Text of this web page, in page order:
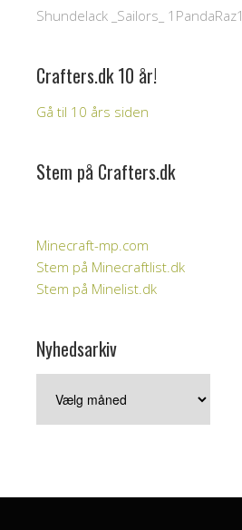
Shundelack _Sailors_ 1PandaRaz1
Crafters.dk 10 år!
Gå til 10 års siden
Stem på Crafters.dk
Minecraft-mp.com
Stem på Minecraftlist.dk
Stem på Minelist.dk
Nyhedsarkiv